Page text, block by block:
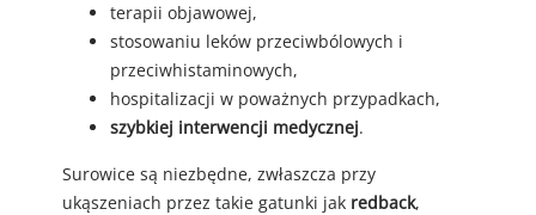
terapii objawowej,
stosowaniu leków przeciwbólowych i
przeciwhistaminowych,
hospitalizacji w poważnych przypadkach,
szybkiej interwencji medycznej.
Surowice są niezbędne, zwłaszcza przy
ukąszeniach przez takie gatunki jak redback,